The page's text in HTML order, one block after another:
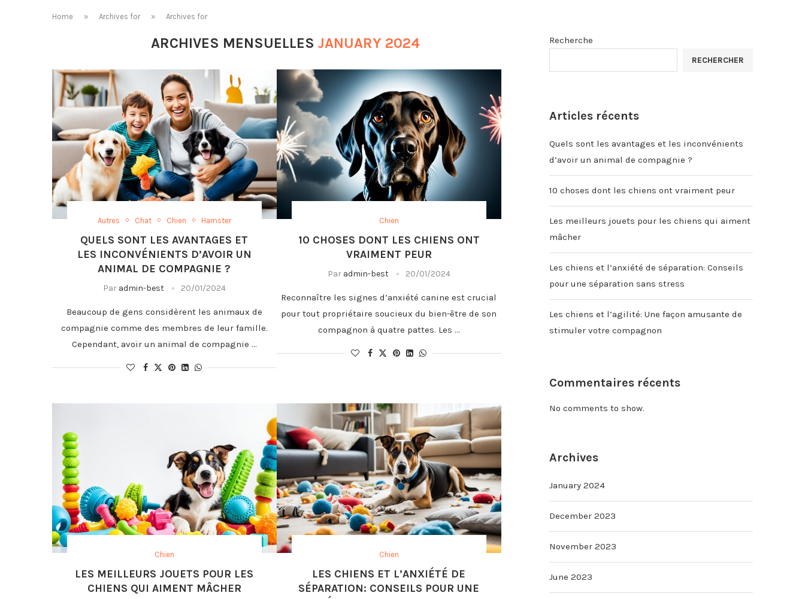
Home » Archives for » Archives for
ARCHIVES MENSUELLESJANUARY 2024
Autres Chat Chien Hamster
QUELS SONT LES AVANTAGES ET
LES INCONVÉNIENTS D’AVOIR UN
ANIMAL DE COMPAGNIE ?
Par admin-best 20/01/2024
Beaucoup de gens considèrent les animaux de
compagnie comme des membres de leur famille.
Cependant, avoir un animal de compagnie …
Chien
10 CHOSES DONT LES CHIENS ONT
VRAIMENT PEUR
Par admin-best 20/01/2024
Reconnaître les signes d’anxiété canine est crucial
pour tout propriétaire soucieux du bien-être de son
compagnon à quatre pattes. Les …
Chien
LES MEILLEURS JOUETS POUR LES
CHIENS QUI AIMENT MÂCHER
Chien
LES CHIENS ET L’ANXIÉTÉ DE
SÉPARATION: CONSEILS POUR UNE
Recherche
RECHERCHER
Articles récents
Quels sont les avantages et les inconvénients
d’avoir un animal de compagnie ?
10 choses dont les chiens ont vraiment peur
Les meilleurs jouets pour les chiens qui aiment
mâcher
Les chiens et l’anxiété de séparation: Conseils
pour une séparation sans stress
Les chiens et l’agilité: Une façon amusante de
stimuler votre compagnon
Commentaires récents
No comments to show.
Archives
January 2024
December 2023
November 2023
June 2023